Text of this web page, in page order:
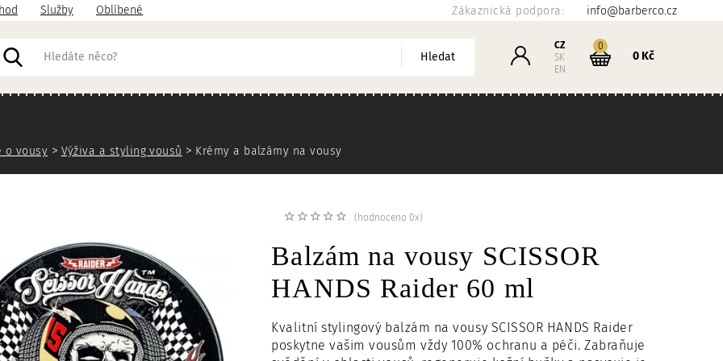
Služby Oblíbené Zákaznická podpora: info@barberco.cz
Hledat Přihlášení
CZ
SK
EN
Košík
0kusů
0 Kč
o vousy Výživa a styling vousů Krémy a balzámy na vousy
Balzám na vousy SCISSOR
HANDS Raider 60 ml
(hodnoceno 0x)
Kvalitní stylingový balzám na vousy SCISSOR HANDS Raider
poskytne vašim vousům vždy 100% ochranu a péči. Zabraňuje